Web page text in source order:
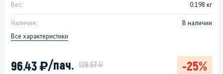
Вес: 0.198 кг
Наличие:
В наличии
Все характеристики
96.43)/пач. 128.57у -25%